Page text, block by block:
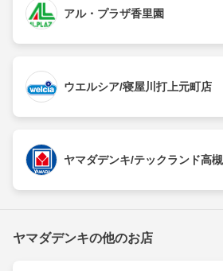
アル・プラザ香里園
ウエルシア/寝屋川打上元町店
ヤマダデンキ/テックランド高
ヤマダデンキの他のお店